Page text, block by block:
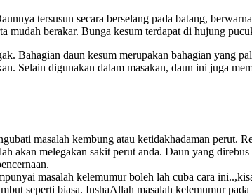
tersusun secara berselang pada batang,
mudah berakar. Bunga kesum terdapat di hujung
Bahagian daun kesum merupakan bahagian yang
Selain digunakan dalam masakan, daun ini juga
masalah kembung atau ketidakhadaman perut.
akan melegakan sakit perut anda. Daun yang
masalah kelemumur boleh lah cuba cara
seperti biasa. InshaAllah masalah kelemumur